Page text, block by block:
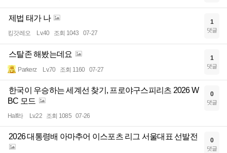
제법 태가 나
킹갓레오 Lv.40 조회 1043 07-27
1
댓글
스탈존 해봤는데요
Parkerz Lv.70 조회 1160 07-27
1
댓글
한국이 우승하는 세계선 찾기, 프로야구스피리츠 2026 W
BC 모드
Half라 Lv.22 조회 1085 07-26
0
댓글
2026 대통령배 아마추어 이스포츠 리그 서울대표 선발전 0
댓글